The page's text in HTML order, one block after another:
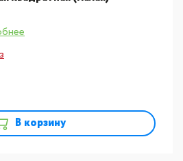
В корзину